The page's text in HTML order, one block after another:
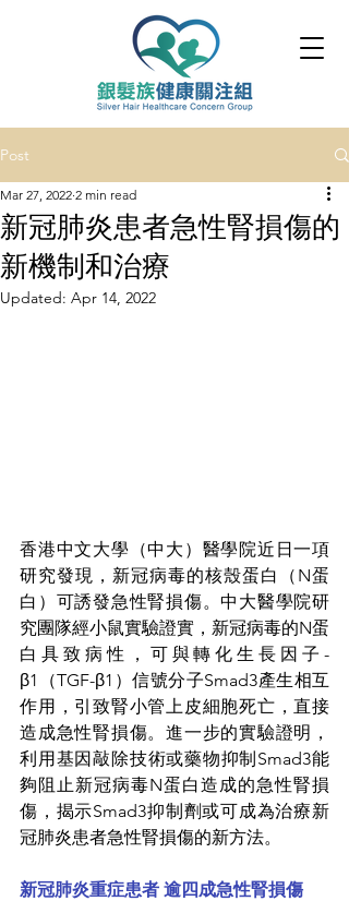
Post
新冠肺炎患者急性腎損傷的
新機制和治療
Mar 27, 2022 2 min read
Updated: Apr 14, 2022
香港中文大學（中大）醫學院近日一項
研究發現，新冠病毒的核殼蛋白（N蛋
白）可誘發急性腎損傷。中大醫學院研
究團隊經小鼠實驗證實，新冠病毒的N蛋
白具致病性，可與轉化生長因子-
β1（TGF-β1）信號分子Smad3產生相互
作用，引致腎小管上皮細胞死亡，直接
造成急性腎損傷。進一步的實驗證明，
利用基因敲除技術或藥物抑制Smad3能
夠阻止新冠病毒N蛋白造成的急性腎損
傷，揭示Smad3抑制劑或可成為治療新
冠肺炎患者急性腎損傷的新方法。
新冠肺炎重症患者 逾四成急性腎損傷